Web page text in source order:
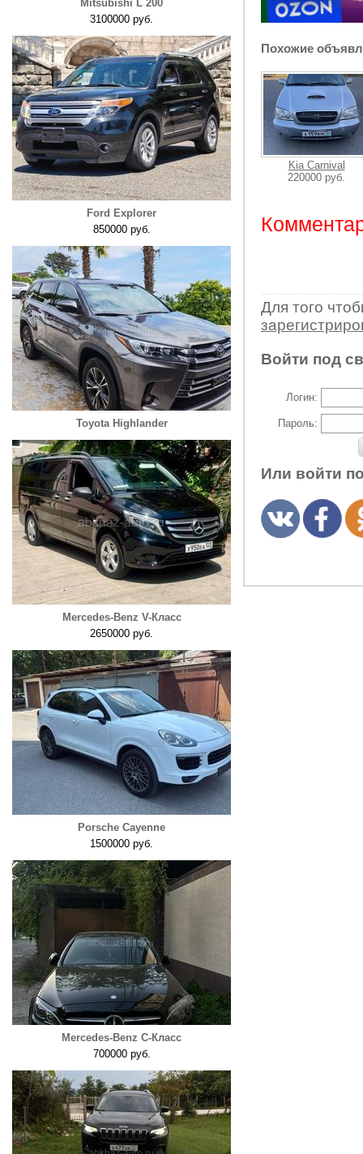
Mitsubishi L 200
3100000 руб.
Ford Explorer
850000 руб.
Toyota Highlander
Mercedes-Benz V-Класс
2650000 руб.
Porsche Cayenne
1500000 руб.
Mercedes-Benz C-Класс
700000 руб.
Похожие
Kia Carnival
220000 руб.
Для того
Войти под
Логин:
Пароль:
Или войти